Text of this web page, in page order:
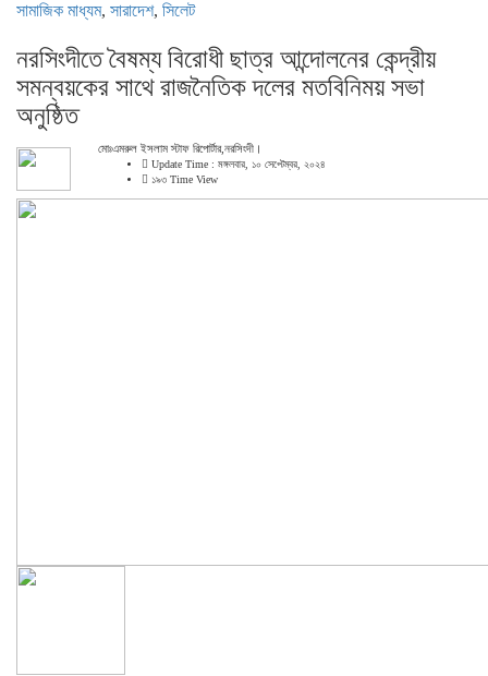
সামাজিক মাধ্যম, সারাদেশ, সিলেট
নরসিংদীতে বৈষম্য বিরোধী ছাত্র আন্দোলনের কেন্দ্রীয়
সমন্বয়কের সাথে রাজনৈতিক দলের মতবিনিময় সভা
অনুষ্ঠিত
মোঃএমরুল ইসলাম স্টাফ রিপোর্টার,নরসিংদী।
Update Time : মঙ্গলবার, ১০ সেপ্টেম্বর, ২০২৪
১৯৩ Time View